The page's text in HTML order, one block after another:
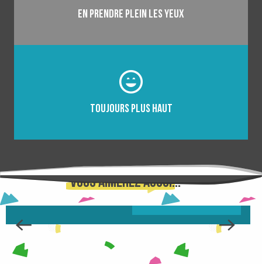
En prendre plein les yeux
Toujours plus haut
Vous aimerez aussi...
TOP 5 RAISONS DE DÉCOUVRIR LES
BARBECUES DU LUNDI SOIR
ON VOUS DIT TOUT ...